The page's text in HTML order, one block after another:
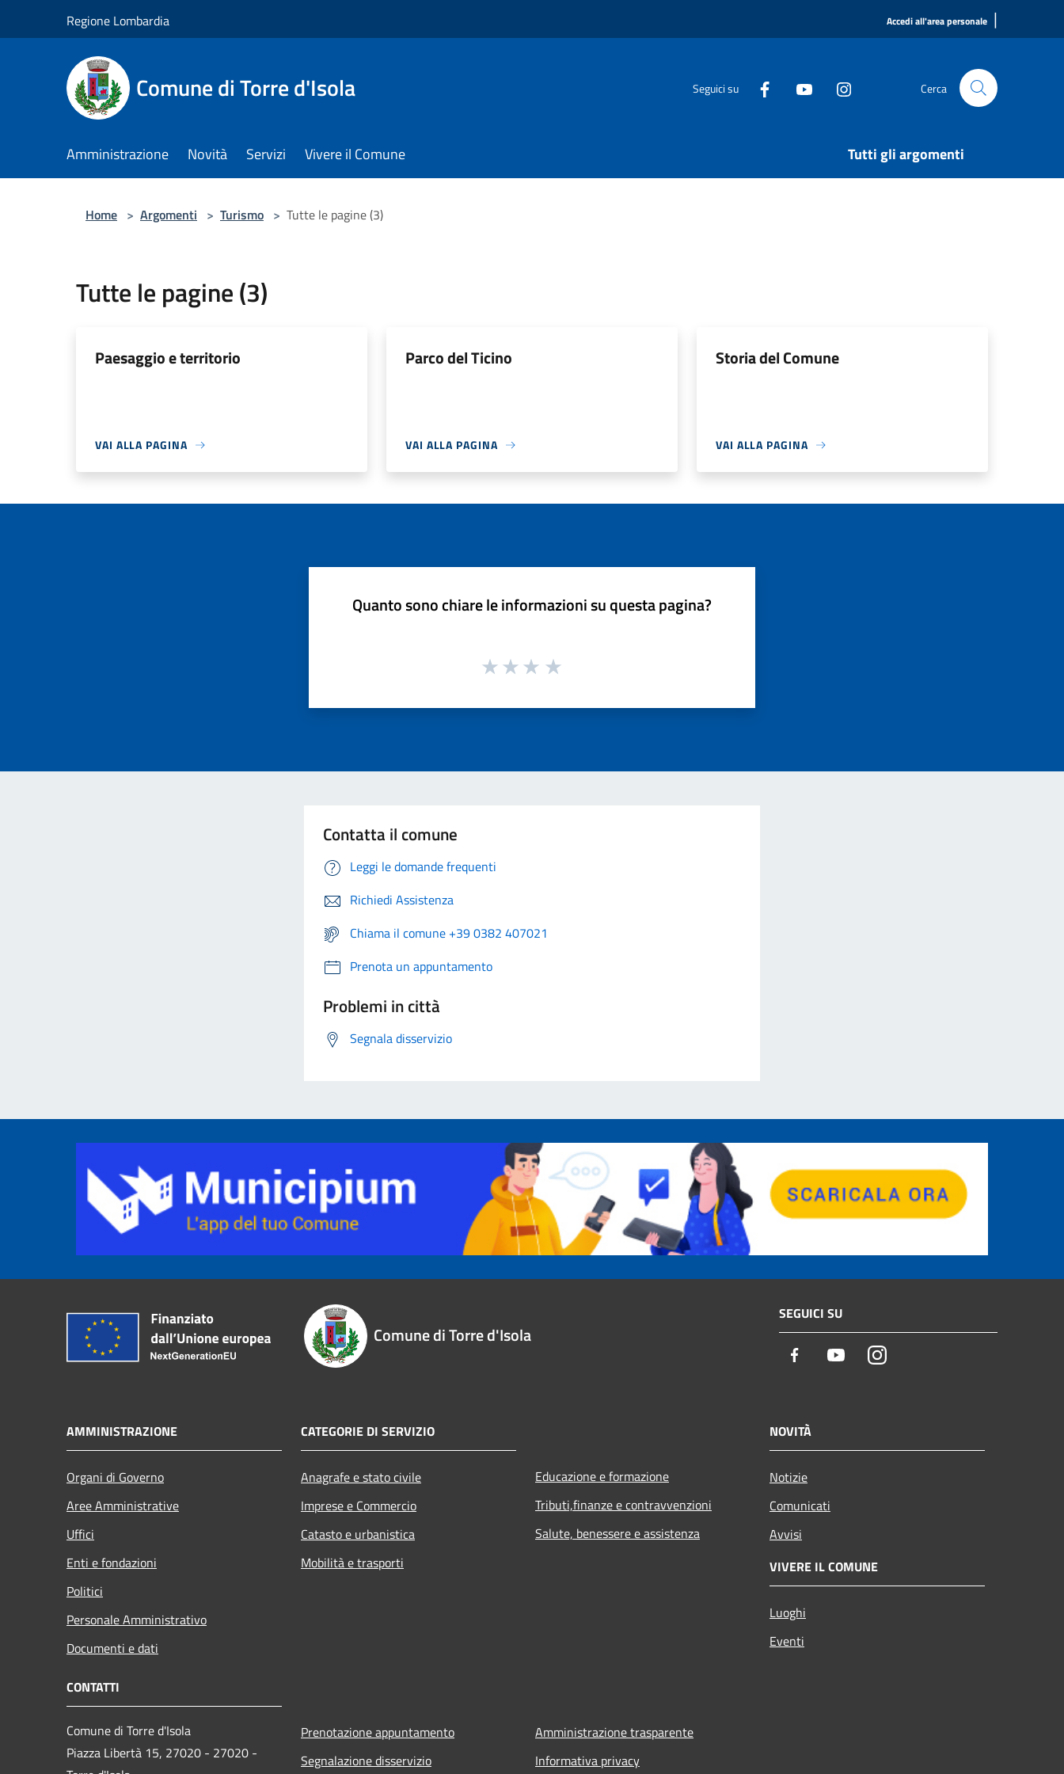
Regione Lombardia Accedi all'area personale |
Comune di Torre d'Isola Seguici su Cerca
Amministrazione Novità Servizi Vivere il Comune Tutti gli argomenti
Home > Argomenti > Turismo > Tutte le pagine (3)
Tutte le pagine (3)
Paesaggio e territorio
VAI ALLA PAGINA
Parco del Ticino
VAI ALLA PAGINA
Storia del Comune
VAI ALLA PAGINA
Quanto sono chiare le informazioni su questa pagina?
Contatta il comune
Leggi le domande frequenti
Richiedi Assistenza
Chiama il comune +39 0382 407021
Prenota un appuntamento
Problemi in città
Segnala disservizio
Comune di Torre d'Isola
SEGUICI SU
Facebook YoutubeInstagram
AMMINISTRAZIONE
Organi di Governo
Aree Amministrative
Uffici
Enti e fondazioni
Politici
Personale Amministrativo
Documenti e dati
CATEGORIE DI SERVIZIO
Anagrafe e stato civile
Imprese e Commercio
Catasto e urbanistica
Mobilità e trasporti
Educazione e formazione
Tributi,finanze e contravvenzioni
Salute, benessere e assistenza
NOVITÀ
Notizie
Comunicati
Avvisi
VIVERE IL COMUNE
Luoghi
Eventi
CONTATTI
Comune di Torre d'Isola
Piazza Libertà 15, 27020 - 27020 -
Prenotazione appuntamento
Segnalazione disservizio
Amministrazione trasparente
Informativa privacy